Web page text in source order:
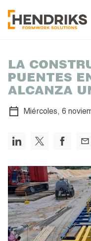
LA
PUENTES
ALCANZA
Miércoles, 6